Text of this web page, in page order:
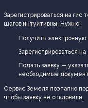
Зарегистрироваться на гис
шагов интуитивны. Нужно:
Получить
Зарегистрироваться
Подать заявку —
необходимые
Сервис Земеля поэтапно
чтобы заявку не отклонили.